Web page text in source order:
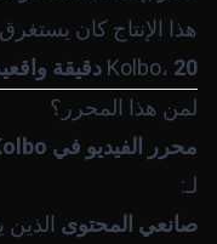
هذا الإنتاج كان
Kolbo، 20 دقيقة واقعية
لمن هذا المحرر؟
محرر الفيديو في Kolbo
لـ:
صانعي المحتوى